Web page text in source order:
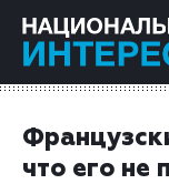
что его не